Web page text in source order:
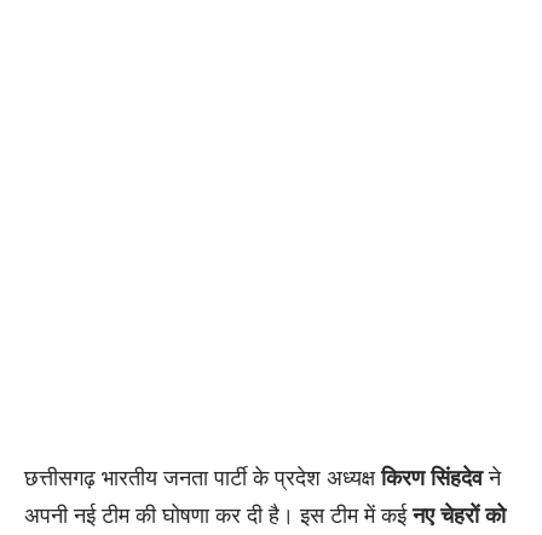
छत्तीसगढ़ भारतीय जनता पार्टी के प्रदेश अध्यक्षकिरण सिंहदेवने
अपनी नई टीम की घोषणा कर दी है। इस टीम में कईनए चेहरों को